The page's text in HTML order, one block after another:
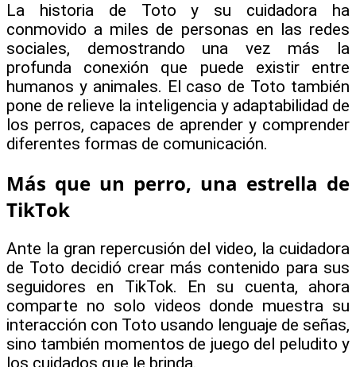
La historia de Toto y su cuidadora ha
conmovido a miles de personas en las redes
sociales, demostrando una vez más la
profunda conexión que puede existir entre
humanos y animales. El caso de Toto también
pone de relieve la inteligencia y adaptabilidad de
los perros, capaces de aprender y comprender
diferentes formas de comunicación.
Más que un perro, una estrella de
TikTok
Ante la gran repercusión del video, la cuidadora
de Toto decidió crear más contenido para sus
seguidores en TikTok. En su cuenta, ahora
comparte no solo videos donde muestra su
interacción con Toto usando lenguaje de señas,
sino también momentos de juego del peludito y
los cuidados que le brinda.